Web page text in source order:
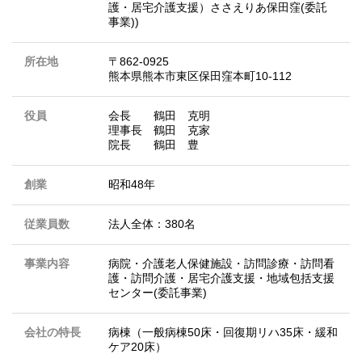
護・居宅介護支援）ささえりあ保田窪(委託
事業))
所在地
〒862-0925
熊本県熊本市東区保田窪本町10-112
役員
会長 鶴田 克明
理事長 鶴田 克家
院長 鶴田 豊
創業 昭和48年
従業員数 法人全体：380名
事業内容
病院・介護老人保健施設・訪問診療・訪問看
護・訪問介護・居宅介護支援・地域包括支援
センター(委託事業)
会社の特長
病棟（一般病棟50床・回復期リハ35床・緩和
ケア20床）